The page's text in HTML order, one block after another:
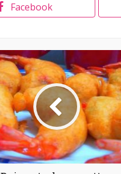
Facebook